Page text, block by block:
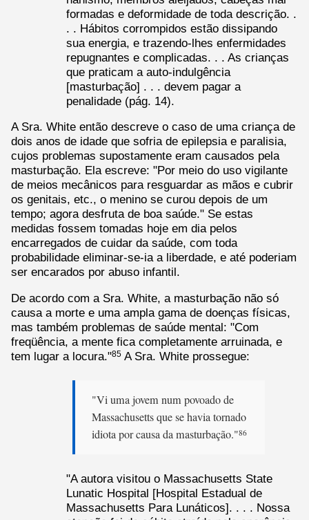
formadas e deformidade de toda descrição. .
. . Hábitos corrompidos estão dissipando
sua energia, e trazendo-lhes enfermidades
repugnantes e complicadas. . . As crianças
que praticam a auto-indulgência
[masturbação] . . . devem pagar a
penalidade (pág. 14).
A Sra. White então descreve o caso de uma criança de
dois anos de idade que sofria de epilepsia e paralisia,
cujos problemas supostamente eram causados pela
masturbação. Ela escreve: "Por meio do uso vigilante
de meios mecânicos para resguardar as mãos e cubrir
os genitais, etc., o menino se curou depois de um
tempo; agora desfruta de boa saúde." Se estas
medidas fossem tomadas hoje em dia pelos
encarregados de cuidar da saúde, com toda
probabilidade eliminar-se-ia a liberdade, e até poderiam
ser encarados por abuso infantil.
De acordo com a Sra. White, a masturbação não só
causa a morte e uma ampla gama de doenças físicas,
mas também problemas de saúde mental: "Com
freqüência, a mente fica completamente arruinada, e
tem lugar a locura."85 A Sra. White prossegue:
"Vi uma jovem num povoado de
Massachusetts que se havia tornado
idiota por causa da masturbação."86
"A autora visitou o Massachusetts State
Lunatic Hospital [Hospital Estadual de
Massachusetts Para Lunáticos]. . . . Nossa